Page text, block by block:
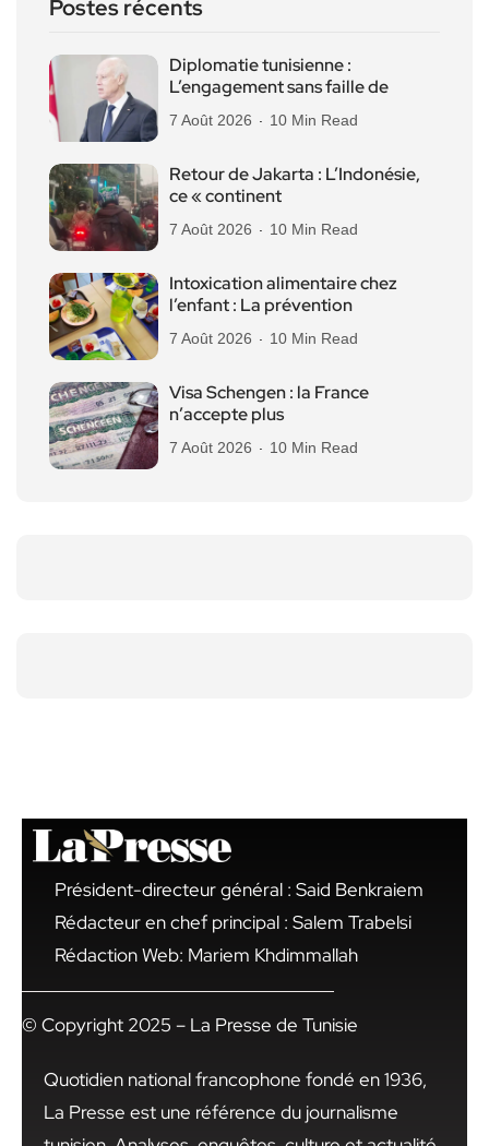
Postes récents
Diplomatie tunisienne :
L’engagement sans faille de
7 Août 2026 10 Min Read
Retour de Jakarta : L’Indonésie,
ce « continent
7 Août 2026 10 Min Read
Intoxication alimentaire chez
l’enfant : La prévention
7 Août 2026 10 Min Read
Visa Schengen : la France
n’accepte plus
7 Août 2026 10 Min Read
Président-directeur général : Said Benkraiem
Rédacteur en chef principal : Salem Trabelsi
Rédaction Web: Mariem Khdimmallah
© Copyright 2025 – La Presse de Tunisie
Quotidien national francophone fondé en 1936,
La Presse est une référence du journalisme